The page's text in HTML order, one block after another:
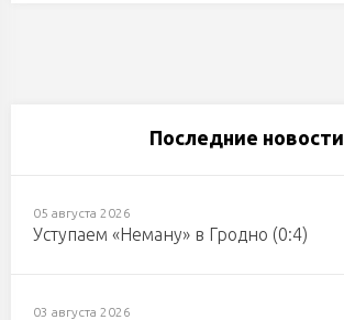
Последние новости
05 августа 2026
Уступаем «Неману» в Гродно (0:4)
03 августа 2026